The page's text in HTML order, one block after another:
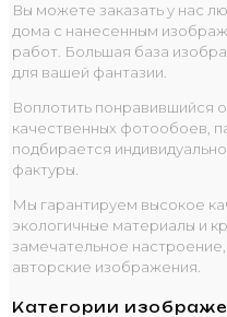
Вы можете заказать у нас
дома с нанесенным
работ. Большая база
для вашей фантазии.
Воплотить понравившийся
качественных фотообоев,
подбирается
фактуры.
Мы гарантируем высокое
экологичные материалы и
замечательное
авторские изображения.
Категории